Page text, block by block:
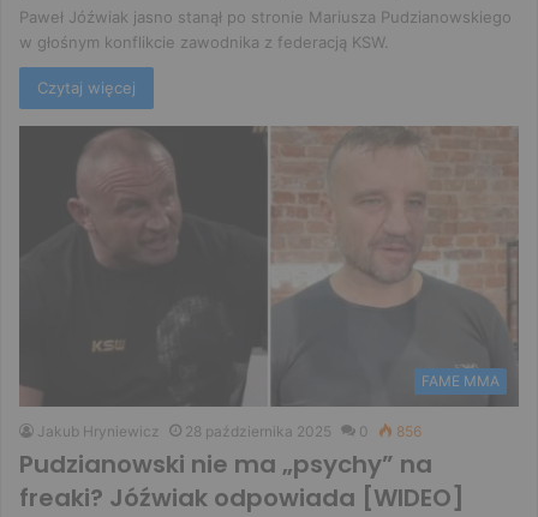
Paweł Jóźwiak jasno stanął po stronie Mariusza Pudzianowskiego
w głośnym konflikcie zawodnika z federacją KSW.
Czytaj więcej
FAME MMA
Jakub Hryniewicz 28 października 2025 0 856
Pudzianowski nie ma „psychy” na
freaki? Jóźwiak odpowiada [WIDEO]